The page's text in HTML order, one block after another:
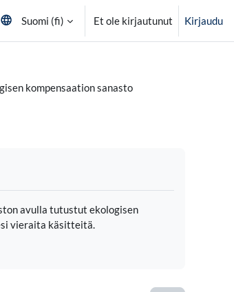
Suomi ‎(fi)‎ Et ole kirjautunut Kirjaudu
kompensaation sanasto
avulla tutustut ekologisen
vieraita käsitteitä.